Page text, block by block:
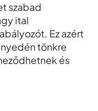
szabad
ital
Ez azért
tönkre
és